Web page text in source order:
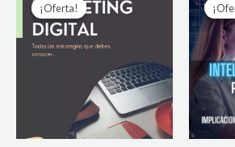
¡Oferta!
¡Oferta!